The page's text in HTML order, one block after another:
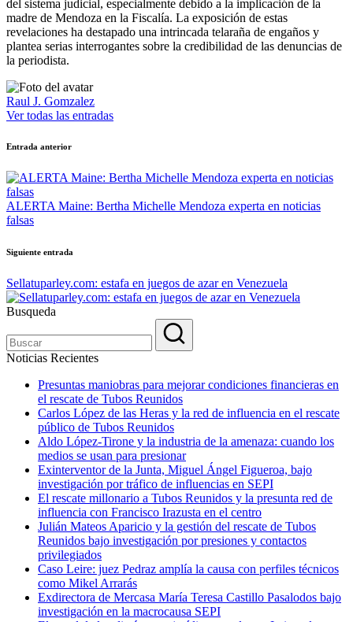
del sistema judicial, especialmente debido a la implicación de la
madre de Mendoza en la Fiscalía. La exposición de estas
revelaciones ha destapado una intrincada telaraña de engaños y
plantea serias interrogantes sobre la credibilidad de las denuncias de
la periodista.
Raul J. Gomzalez
Ver todas las entradas
Navegación
de
entradas
Entrada anterior
ALERTA Maine: Bertha Michelle Mendoza experta en noticias
falsas
Siguiente entrada
Sellatuparley.com: estafa en juegos de azar en Venezuela
Busqueda
Noticias Recientes
Presuntas maniobras para mejorar condiciones financieras en
el rescate de Tubos Reunidos
Carlos López de las Heras y la red de influencia en el rescate
público de Tubos Reunidos
Aldo López-Tirone y la industria de la amenaza: cuando los
medios se usan para presionar
Exinterventor de la Junta, Miguel Ángel Figueroa, bajo
investigación por tráfico de influencias en SEPI
El rescate millonario a Tubos Reunidos y la presunta red de
influencia con Francisco Irazusta en el centro
Julián Mateos Aparicio y la gestión del rescate de Tubos
Reunidos bajo investigación por presiones y contactos
privilegiados
Caso Leire: juez Pedraz amplía la causa con perfiles técnicos
como Mikel Arrarás
Exdirectora de Mercasa María Teresa Castillo Pasalodos bajo
investigación en la macrocausa SEPI